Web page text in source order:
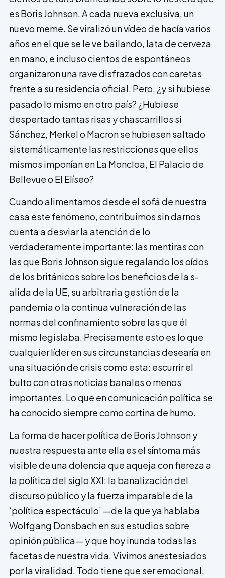
es Boris Johnson. A cada nueva exclusiva, un
nuevo meme. Se viralizó un vídeo de hacía varios
años en el que se le ve bailando, lata de cerveza
en mano, e incluso cientos de espontáneos
organizaron una rave disfrazados con caretas
frente a su residencia oficial. Pero, ¿y si hubiese
pasado lo mismo en otro país? ¿Hubiese
despertado tantas risas y chascarrillos si
Sánchez, Merkel o Macron se hubiesen saltado
sistemáticamente las restricciones que ellos
mismos imponían en La Moncloa, El Palacio de
Bellevue o El Elíseo?
Cuando alimentamos desde el sofá de nuestra
casa este fenómeno, contribuimos sin darnos
cuenta a desviar la atención de lo
verdaderamente importante: las mentiras con
las que Boris Johnson sigue regalando los oídos
de los británicos sobre los beneficios de la s­
alida de la UE, su arbitraria gestión de la
pandemia o la continua vulneración de las
normas del confinamiento sobre las que él
mismo legislaba. Precisamente esto es lo que
cualquier líder en sus circunstancias desearía en
una situación de crisis como esta: escurrir el
bulto con otras noticias banales o menos
importantes. Lo que en comunicación política se
ha conocido siempre como cortina de humo.
La forma de hacer política de Boris Johnson y
nuestra respuesta ante ella es el síntoma más
visible de una dolencia que aqueja con fiereza a
la política del siglo XXI: la banalización del
discurso público y la fuerza imparable de la
‘política espectáculo’ —de la que ya hablaba
Wolfgang Donsbach en sus estudios sobre
opinión pública— y que hoy inunda todas las
facetas de nuestra vida. Vivimos anestesiados
por la viralidad. Todo tiene que ser emocional,